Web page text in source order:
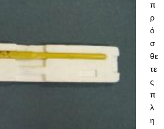
π
ρ
ό
σ
θε
τε
ς
π
λ
η